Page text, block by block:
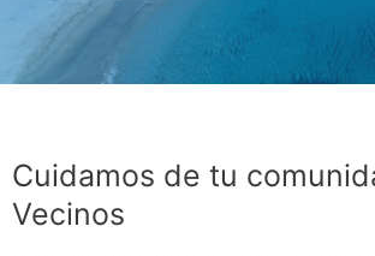
Cuidamos de tu
Vecinos